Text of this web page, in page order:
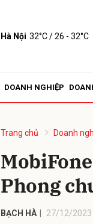
Hà Nội 32°C/ 26 - 32°C
DOANH NGHIỆP
Trang chủ Doanh
Phong
BẠCH HÀ 27/12/2023